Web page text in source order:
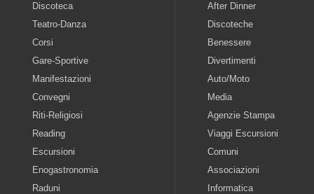
Discoteca
Teatro-Danza
Corsi
Gare-Sportive
Manifestazioni
Convegni
Riti-Religiosi
Reading
Escursioni
Enogastronomia
Raduni
After Dinner
Discoteche
Benessere
Divertimenti
Auto/Moto
Media
Agenzie Stampa
Viaggi Escursioni
Comuni
Associazioni
Informatica